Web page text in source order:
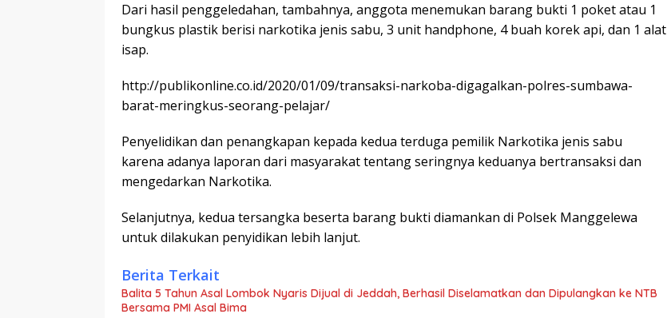
Dari hasil penggeledahan, tambahnya, anggota menemukan barang bukti 1 poket atau 1
bungkus plastik berisi narkotika jenis sabu, 3 unit handphone, 4 buah korek api, dan 1 alat
isap.
http://publikonline.co.id/2020/01/09/transaksi-narkoba-digagalkan-polres-sumbawa-
barat-meringkus-seorang-pelajar/
Penyelidikan dan penangkapan kepada kedua terduga pemilik Narkotika jenis sabu
karena adanya laporan dari masyarakat tentang seringnya keduanya bertransaksi dan
mengedarkan Narkotika.
Selanjutnya, kedua tersangka beserta barang bukti diamankan di Polsek Manggelewa
untuk dilakukan penyidikan lebih lanjut.
Berita Terkait
Balita 5 Tahun Asal Lombok Nyaris Dijual di Jeddah, Berhasil Diselamatkan dan Dipulangkan ke NTB
Bersama PMI Asal Bima